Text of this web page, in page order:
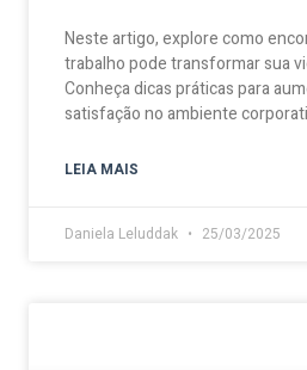
Neste artigo, explore como
trabalho pode transformar sua
Conheça dicas práticas para
satisfação no ambiente
LEIA MAIS
Daniela Leluddak 25/03/2025